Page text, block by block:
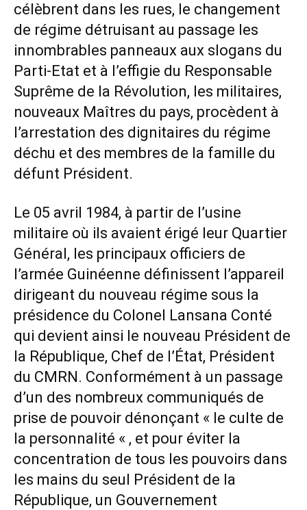
célèbrent dans les rues, le changement
de régime détruisant au passage les
innombrables panneaux aux slogans du
Parti-Etat et à l’effigie du Responsable
Suprême de la Révolution, les militaires,
nouveaux Maîtres du pays, procèdent à
l’arrestation des dignitaires du régime
déchu et des membres de la famille du
défunt Président.
Le 05 avril 1984, à partir de l’usine
militaire où ils avaient érigé leur Quartier
Général, les principaux officiers de
l’armée Guinéenne définissent l’appareil
dirigeant du nouveau régime sous la
présidence du Colonel Lansana Conté
qui devient ainsi le nouveau Président de
la République, Chef de l’État, Président
du CMRN. Conformément à un passage
d’un des nombreux communiqués de
prise de pouvoir dénonçant « le culte de
la personnalité « , et pour éviter la
concentration de tous les pouvoirs dans
les mains du seul Président de la
République, un Gouvernement